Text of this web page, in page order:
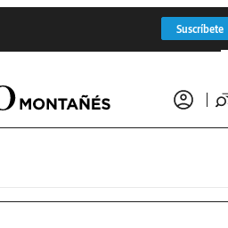
Suscríbete